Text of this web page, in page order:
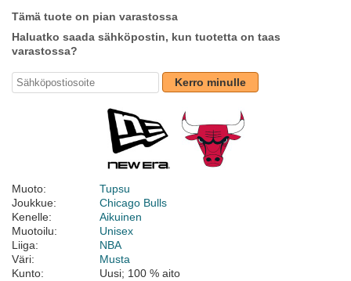
Tämä tuote on pian varastossa
Haluatko saada sähköpostin, kun tuotetta on taas
varastossa?
Kerro minulle
Muoto:
Tupsu
Joukkue:
Chicago Bulls
Kenelle:
Aikuinen
Muotoilu:
Unisex
Liiga:
NBA
Väri:
Musta
Kunto:
Uusi; 100 % aito